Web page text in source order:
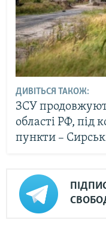
ДИВІТЬСЯ ТАКОЖ:
ЗСУ
області РФ, під
пункти –